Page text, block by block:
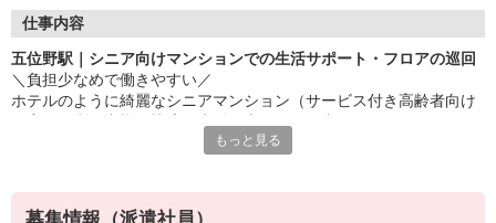
仕事内容
五位野駅｜シニア向けマンションでの生活サポート・フロアの巡回
＼負担少なめで働きやすい／
ホテルのように綺麗なシニアマンション（サービス付き高齢者向け
・共用部やお部屋の清掃
もっと見る